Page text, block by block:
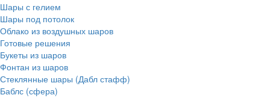
Шары с гелием
Шары под потолок
Облако из воздушных шаров
Готовые решения
Букеты из шаров
Фонтан из шаров
Стеклянные шары (Дабл стафф)
Баблс (сфера)